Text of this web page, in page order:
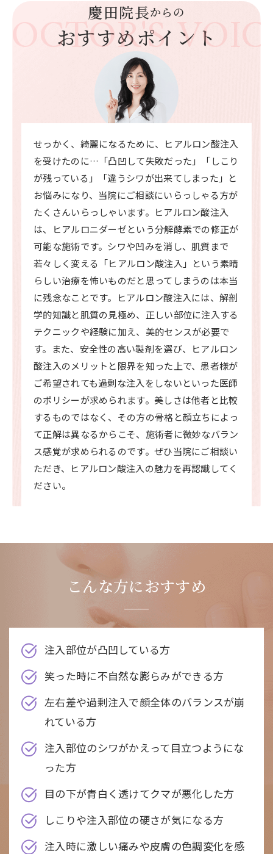
慶田院長からの
おすすめポイント
せっかく、綺麗になるために、ヒアルロン酸注入
を受けたのに…「凸凹して失敗だった」「しこり
が残っている」「違うシワが出来てしまった」と
お悩みになり、当院にご相談にいらっしゃる方が
たくさんいらっしゃいます。ヒアルロン酸注入
は、ヒアルロニダーゼという分解酵素での修正が
可能な施術です。シワや凹みを消し、肌質まで
若々しく変える「ヒアルロン酸注入」という素晴
らしい治療を怖いものだと思ってしまうのは本当
に残念なことです。ヒアルロン酸注入には、解剖
学的知識と肌質の見極め、正しい部位に注入する
テクニックや経験に加え、美的センスが必要で
す。また、安全性の高い製剤を選び、ヒアルロン
酸注入のメリットと限界を知った上で、患者様が
ご希望されても過剰な注入をしないといった医師
のポリシーが求められます。美しさは他者と比較
するものではなく、その方の骨格と顔立ちによっ
て正解は異なるからこそ、施術者に微妙なバラン
ス感覚が求められるのです。ぜひ当院にご相談い
ただき、ヒアルロン酸注入の魅力を再認識してく
ださい。
こんな方におすすめ
注入部位が凸凹している方
笑った時に不自然な膨らみができる方
左右差や過剰注入で顔全体のバランスが崩
れている方
注入部位のシワがかえって目立つようにな
った方
目の下が青白く透けてクマが悪化した方
しこりや注入部位の硬さが気になる方
注入時に激しい痛みや皮膚の色調変化を感